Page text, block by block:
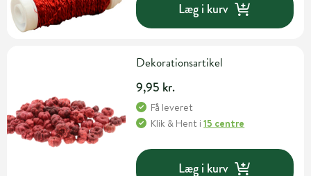
Læg i kurv
Dekorationsartikel
9,95 kr.
Få leveret
Klik & Hent i15 centre
Læg i kurv